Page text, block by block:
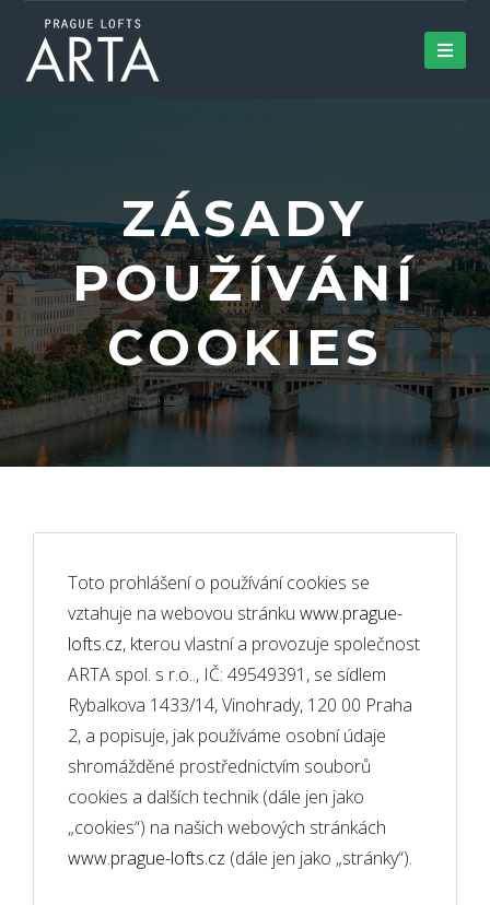
ZÁSADY
POUŽÍVÁNÍ
COOKIES
Toto prohlášení o používání cookies se
vztahuje na webovou stránkuwww.prague-
lofts.cz, kterou vlastní a provozuje společnost
ARTA spol. s r.o.., IČ: 49549391, se sídlem
Rybalkova 1433/14, Vinohrady, 120 00 Praha
2, a popisuje, jak používáme osobní údaje
shromážděné prostřednictvím souborů
cookies a dalších technik (dále jen jako
„cookies“) na našich webových stránkách
www.prague-lofts.cz (dále jen jako „stránky“).